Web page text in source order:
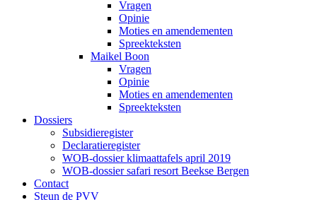
Vragen
Opinie
Moties en amendementen
Spreekteksten
Maikel Boon
Vragen
Opinie
Moties en amendementen
Spreekteksten
Dossiers
Subsidieregister
Declaratieregister
WOB-dossier klimaattafels april 2019
WOB-dossier safari resort Beekse Bergen
Contact
Steun de PVV